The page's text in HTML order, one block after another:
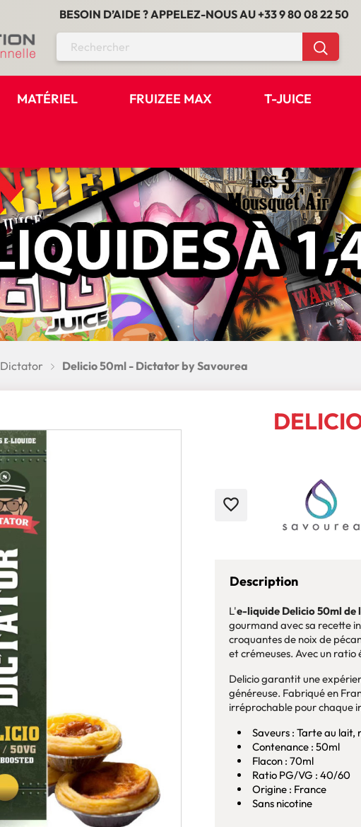
BESOIN D’AIDE ? APPELEZ-NOUS AU+33 9 80 08 22 50
MATÉRIEL FRUIZEE MAX T-JUICE
Dictator Delicio 50ml - Dictator by Savourea
favorite_border
Description
L'e-liquide Delicio 50ml
gourmand avec sa recette
croquantes de noix de
et crémeuses. Avec un
Delicio garantit une
généreuse. Fabriqué en
irréprochable pour chaque
Saveurs : Tarte au lait,
Contenance : 50ml
Flacon : 70ml
Ratio PG/VG : 40/60
Origine : France
Sans nicotine